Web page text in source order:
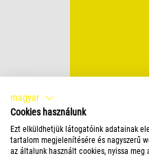
magyar
Cookies használunk
Ezt elküldhetjük látogatóink adatainak
tartalom megjelenítésére és nagyszerű
az általunk használt cookies, nyissa meg